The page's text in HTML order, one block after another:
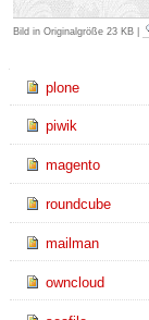
Bild in Originalgröße 23 KB
Navigation
plone
piwik
magento
roundcube
mailman
owncloud